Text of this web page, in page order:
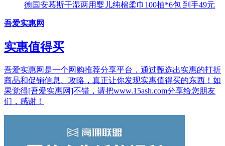
德国安慕斯干湿两用婴儿纯棉柔巾100抽*6包 到手49元
吾爱实惠网
实惠值得买
吾爱实惠网是一个网购推荐分享平台，通过甄选出实惠的打折
商品和促销信息、攻略，真正让你发现实惠值得买的东西！如
果觉得[吾爱实惠网]不错，请把www.15ash.com分享给您朋友
们，感谢！